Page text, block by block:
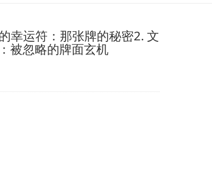
幸运符：那张牌的秘密2. 文
被忽略的牌面玄机